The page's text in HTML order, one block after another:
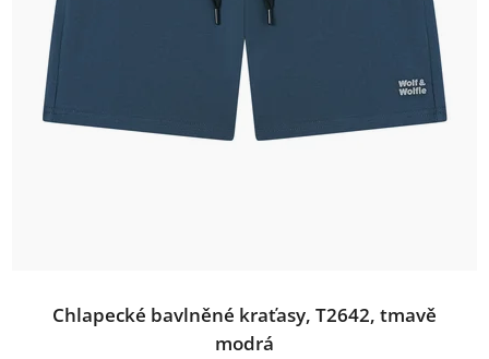
Chlapecké bavlněné kraťasy, T2642, tmavě
modrá